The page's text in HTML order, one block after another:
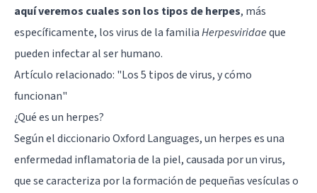
aquí veremos cuales son los tipos de herpes, más
específicamente, los virus de la familiaHerpesviridaeque
pueden infectar al ser humano.
Artículo relacionado: "Los 5 tipos de virus, y cómo
funcionan"
¿Qué es un herpes?
Según el diccionario Oxford Languages, un herpes es una
enfermedad inflamatoria de la piel, causada por un virus,
que se caracteriza por la formación de pequeñas vesículas o